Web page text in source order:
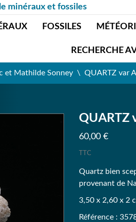
minéraux et fossiles
FOSSILES
RECHERCHE
et Mathilde Sonney QUARTZ var
QUARTZ
60,00 €
TTC
Quartz bien
provenant de
3,50 x 2,60 x 2
Référence :